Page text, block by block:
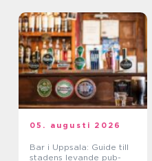
05. augusti 2026
Bar i Uppsala: Guide till
stadens levande pub-